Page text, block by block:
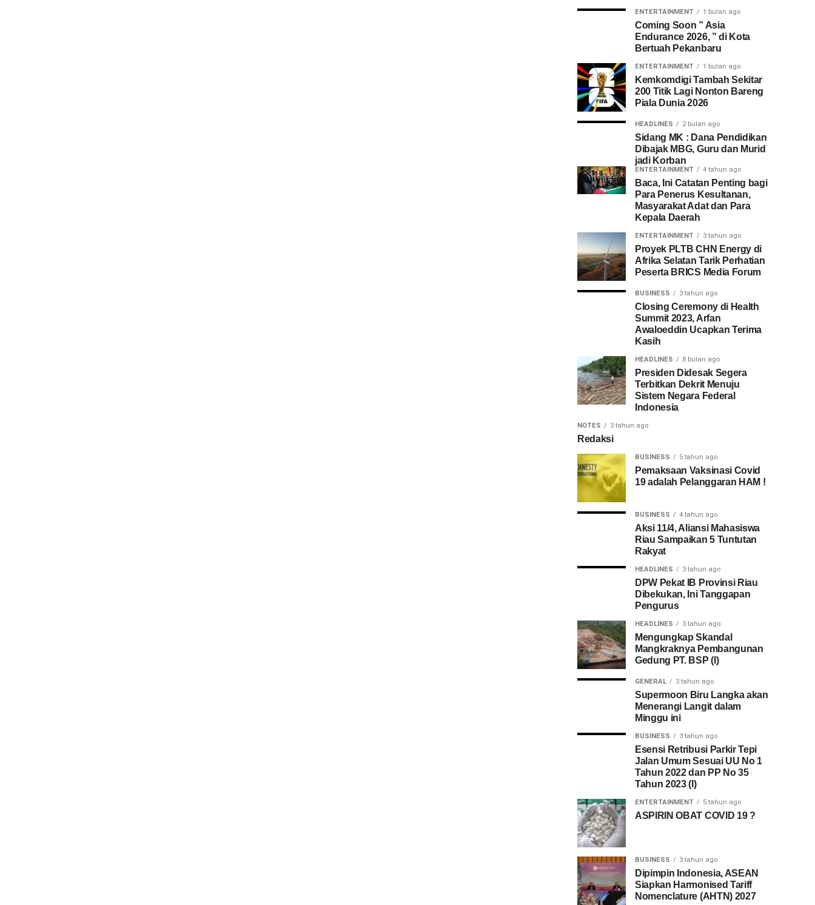
ENTERTAINMENT 1 bulan ago
Coming Soon ” Asia
Endurance 2026, ” di Kota
Bertuah Pekanbaru
ENTERTAINMENT 1 bulan ago
Kemkomdigi Tambah Sekitar
200 Titik Lagi Nonton Bareng
Piala Dunia 2026
HEADLINES 2 bulan ago
Sidang MK : Dana Pendidikan
Dibajak MBG, Guru dan Murid
jadi Korban
ENTERTAINMENT 4 tahun ago
Baca, Ini Catatan Penting bagi
Para Penerus Kesultanan,
Masyarakat Adat dan Para
Kepala Daerah
ENTERTAINMENT 3 tahun ago
Proyek PLTB CHN Energy di
Afrika Selatan Tarik Perhatian
Peserta BRICS Media Forum
BUSINESS 3 tahun ago
Closing Ceremony di Health
Summit 2023, Arfan
Awaloeddin Ucapkan Terima
Kasih
HEADLINES 8 bulan ago
Presiden Didesak Segera
Terbitkan Dekrit Menuju
Sistem Negara Federal
Indonesia
NOTES 3 tahun ago
Redaksi
BUSINESS 5 tahun ago
Pemaksaan Vaksinasi Covid
19 adalah Pelanggaran HAM !
BUSINESS 4 tahun ago
Aksi 11/4, Aliansi Mahasiswa
Riau Sampaikan 5 Tuntutan
Rakyat
HEADLINES 3 tahun ago
DPW Pekat IB Provinsi Riau
Dibekukan, Ini Tanggapan
Pengurus
HEADLINES 3 tahun ago
Mengungkap Skandal
Mangkraknya Pembangunan
Gedung PT. BSP (I)
GENERAL 3 tahun ago
Supermoon Biru Langka akan
Menerangi Langit dalam
Minggu ini
BUSINESS 3 tahun ago
Esensi Retribusi Parkir Tepi
Jalan Umum Sesuai UU No 1
Tahun 2022 dan PP No 35
Tahun 2023 (I)
ENTERTAINMENT 5 tahun ago
ASPIRIN OBAT COVID 19 ?
BUSINESS 3 tahun ago
Dipimpin Indonesia, ASEAN
Siapkan Harmonised Tariff
Nomenclature (AHTN) 2027